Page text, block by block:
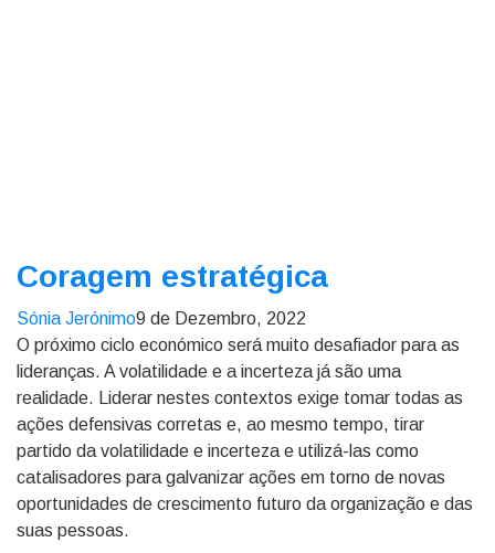
Coragem estratégica
Sónia Jerónimo9 de Dezembro, 2022
O próximo ciclo económico será muito desafiador para as
lideranças. A volatilidade e a incerteza já são uma
realidade. Liderar nestes contextos exige tomar todas as
ações defensivas corretas e, ao mesmo tempo, tirar
partido da volatilidade e incerteza e utilizá-las como
catalisadores para galvanizar ações em torno de novas
oportunidades de crescimento futuro da organização e das
suas pessoas.